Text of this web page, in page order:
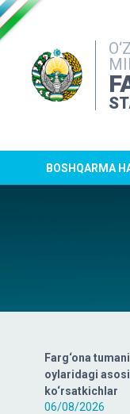
BOSHQARMA
Farg‘ona
oylaridagi
ko‘rsatkichlar
06/08/2026